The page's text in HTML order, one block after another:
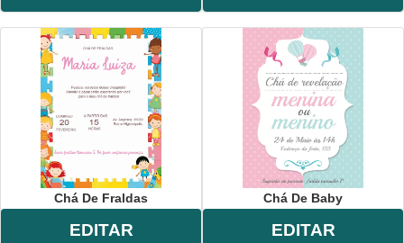
Chá De Fraldas
EDITAR
Chá De Baby
EDITAR